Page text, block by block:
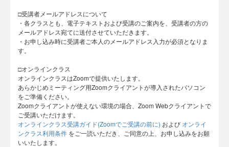
□受講者メールアドレスについて
・各クラスとも、電子テキストおよび受講のご案内を、受講者の方の
メールアドレス宛てに送付させていただきます。
・お申し込み時に受講者ご本人のメールアドレス入力が必須となりま
す。
□オンラインクラス
オンラインクラスはZoomで提供いたします。
あらかじめミーティング用Zoomクライアントが導入されたパソコン
をご準備ください。
Zoomクライアントが使えない環境の場合、Zoom Webクライアントで
ご受講いただけます。
オンラインクラス受講ガイド(Zoomでご受講の前に) および オンライ
ンクラス利用条件 をご一読いただき、ご同意の上、お申し込みをお願
いいたします。